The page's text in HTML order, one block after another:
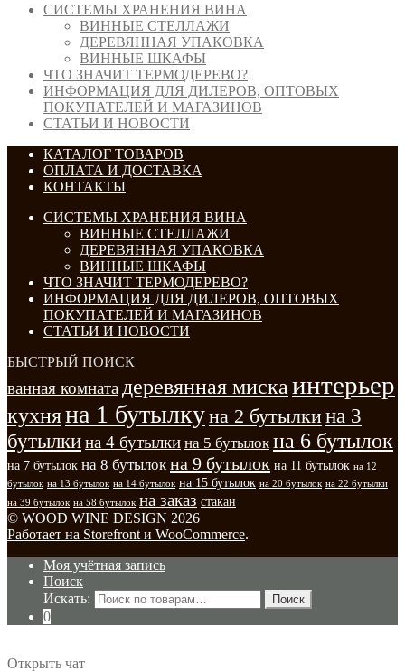
СИСТЕМЫ ХРАНЕНИЯ ВИНА
ВИННЫЕ СТЕЛЛАЖИ
ДЕРЕВЯННАЯ УПАКОВКА
ВИННЫЕ ШКАФЫ
ЧТО ЗНАЧИТ ТЕРМОДЕРЕВО?
ИНФОРМАЦИЯ ДЛЯ ДИЛЕРОВ, ОПТОВЫХ
ПОКУПАТЕЛЕЙ И МАГАЗИНОВ
СТАТЬИ И НОВОСТИ
КАТАЛОГ ТОВАРОВ
ОПЛАТА И ДОСТАВКА
КОНТАКТЫ
СИСТЕМЫ ХРАНЕНИЯ ВИНА
ВИННЫЕ СТЕЛЛАЖИ
ДЕРЕВЯННАЯ УПАКОВКА
ВИННЫЕ ШКАФЫ
ЧТО ЗНАЧИТ ТЕРМОДЕРЕВО?
ИНФОРМАЦИЯ ДЛЯ ДИЛЕРОВ, ОПТОВЫХ
ПОКУПАТЕЛЕЙ И МАГАЗИНОВ
СТАТЬИ И НОВОСТИ
БЫСТРЫЙ ПОИСК
ванная комната деревянная миска интерьер
кухняна 1 бутылкуна 2 бутылкина 3
бутылкина 4 бутылки на 5 бутылок на 6 бутылок
на 7 бутылок на 8 бутылок на 9 бутылок на 11 бутылок на 12
бутылок на 13 бутылок на 14 бутылок на 15 бутылок на 20 бутылок на 22 бутылки
на 39 бутылок на 58 бутылок на заказ стакан
© WOOD WINE DESIGN 2026
Работает на Storefront и WooCommerce.
Моя учётная запись
Поиск
Искать:
Поиск
0
Открыть чат